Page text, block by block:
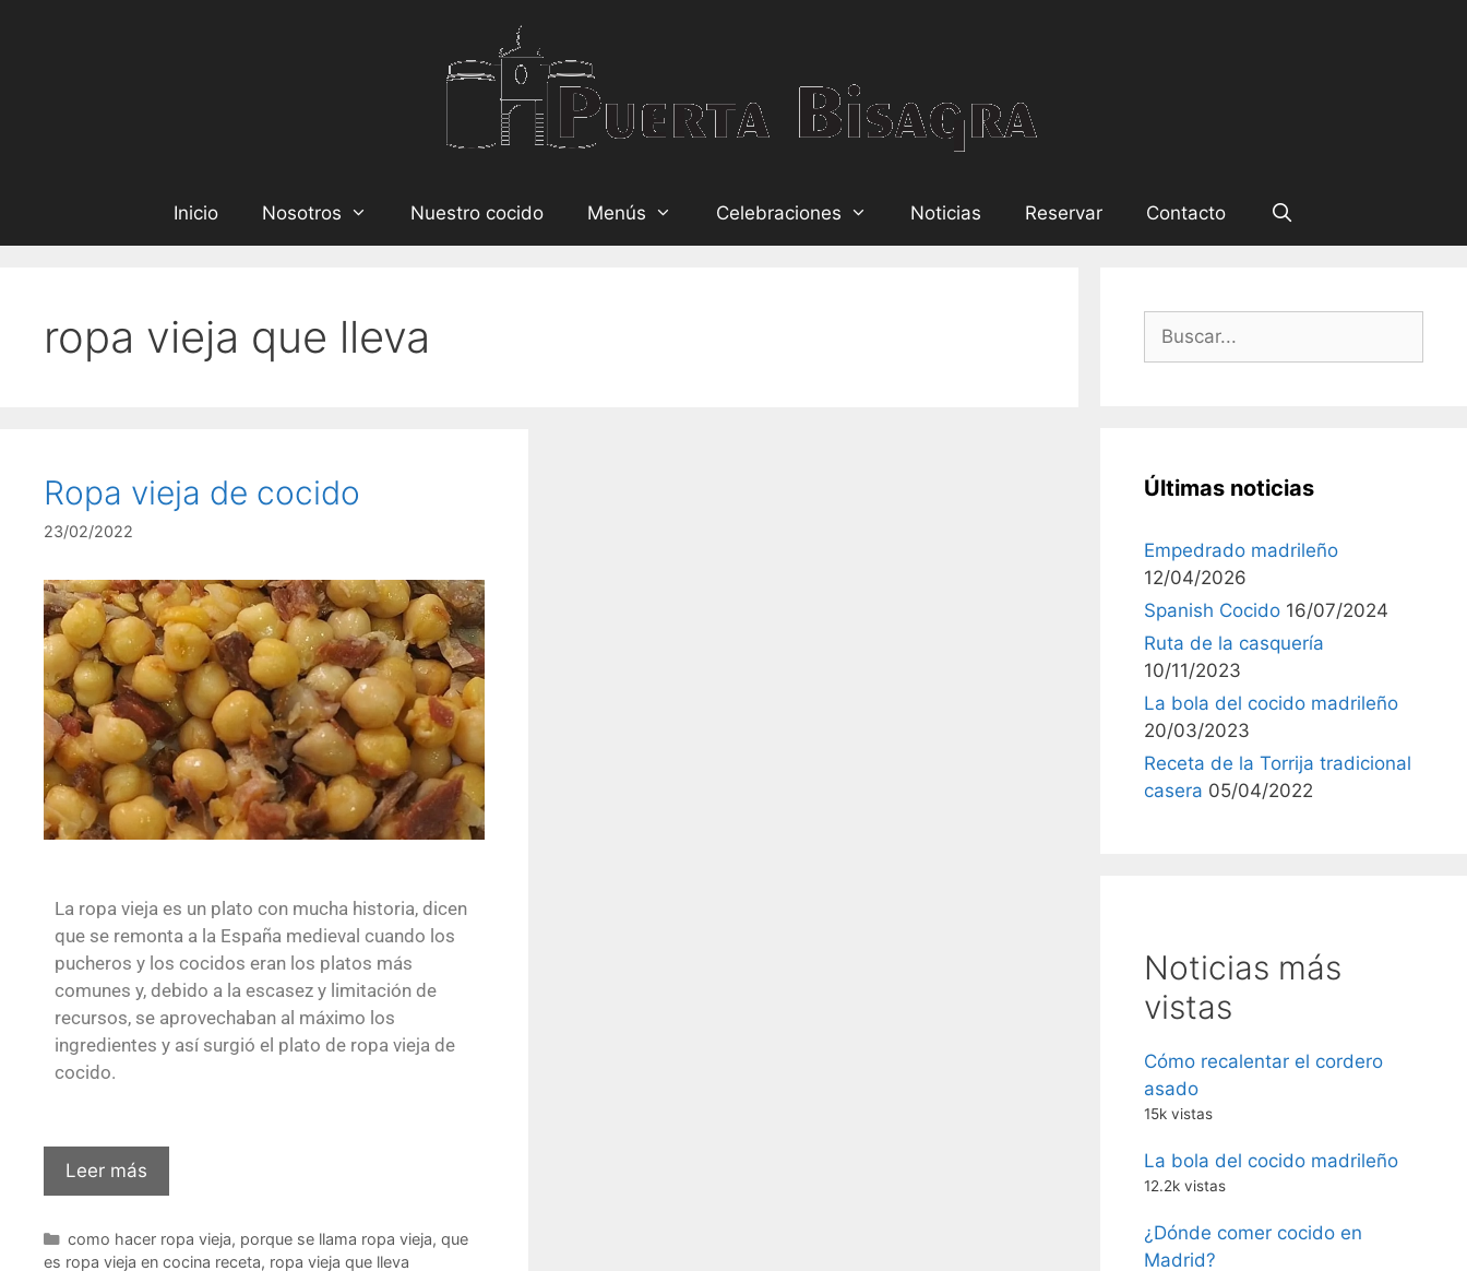
Inicio Nosotros Nuestro cocido Menús Celebraciones Noticias Reservar Contacto
ropa vieja que lleva
Ropa vieja de cocido
23/02/2022
La ropa vieja es un plato con mucha historia, dicen
que se remonta a la España medieval cuando los
pucheros y los cocidos eran los platos más
comunes y, debido a la escasez y limitación de
recursos, se aprovechaban al máximo los
ingredientes y así surgió el plato de ropa vieja de
cocido.
Leer más
como hacer ropa vieja, porque se llama ropa vieja, que
es ropa vieja en cocina receta, ropa vieja que lleva
Últimas noticias
Empedrado madrileño
12/04/2026
Spanish Cocido 16/07/2024
Ruta de la casquería
10/11/2023
La bola del cocido madrileño
20/03/2023
Receta de la Torrija tradicional
casera 05/04/2022
Noticias más
vistas
Cómo recalentar el cordero
asado
15k vistas
La bola del cocido madrileño
12.2k vistas
¿Dónde comer cocido en
Madrid?